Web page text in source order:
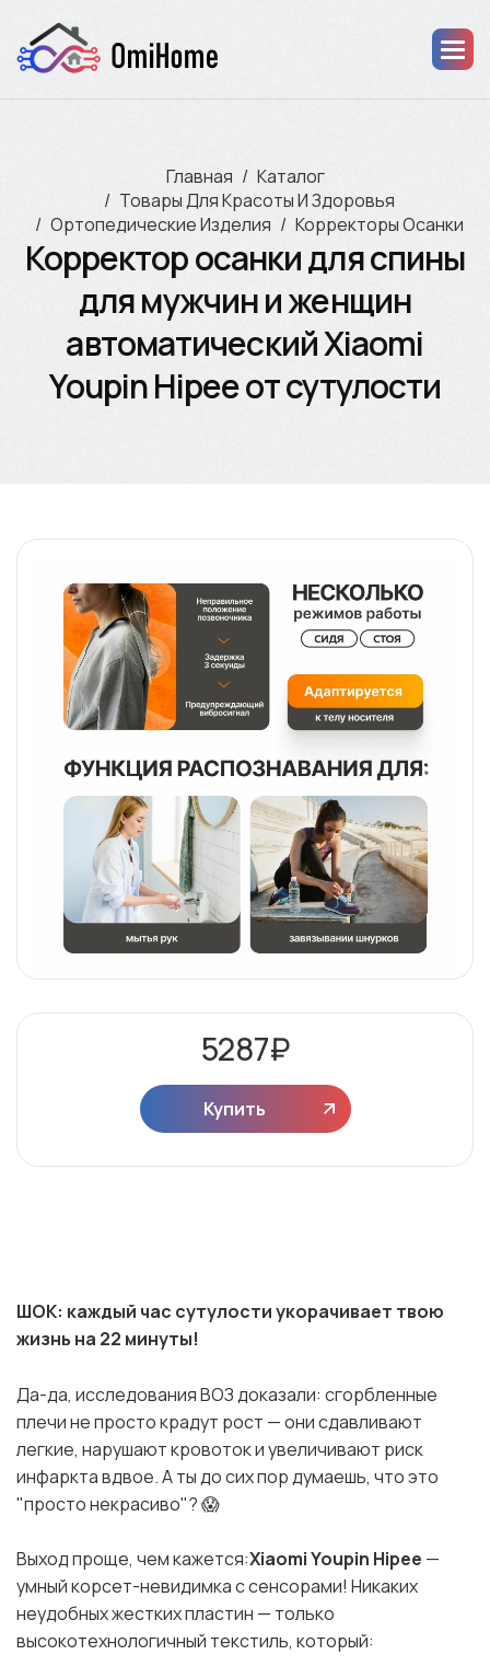
Главная
Каталог
Товары Для Красоты И Здоровья
Ортопедические Изделия
Корректоры Осанки
Корректор осанки для спины
для мужчин и женщин
автоматический Xiaomi
Youpin Hipee от сутулости
Назад Вперед
5287₽
Купить
ШОК: каждый час сутулости укорачивает твою
жизнь на 22 минуты!
Да-да, исследования ВОЗ доказали: сгорбленные
плечи не просто крадут рост — они сдавливают
легкие, нарушают кровоток и увеличивают риск
инфаркта вдвое. А ты до сих пор думаешь, что это
"просто некрасиво"? 😱
Выход проще, чем кажется:Xiaomi Youpin Hipee —
умный корсет-невидимка с сенсорами! Никаких
неудобных жестких пластин — только
высокотехнологичный текстиль, который: